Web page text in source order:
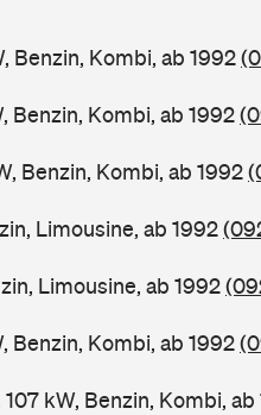
Benzin, Kombi, ab 1992
Benzin, Kombi, ab 1992
Benzin, Kombi, ab 1992
Limousine, ab 1992
Limousine, ab 1992
Benzin, Kombi, ab 1992
kW, Benzin, Kombi, ab